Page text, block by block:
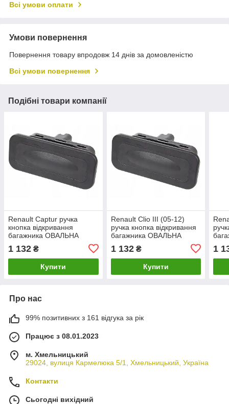
Всі умови оплати
Умови повернення
Повернення товару впродовж 14 днів за домовленістю
Всі умови повернення
Подібні товари компанії
Renault Captur ручка
кнопка відкривання
багажника ОВАЛЬНА
8200076256, Рено Каптур
1 132 ₴
Купити
Renault Clio III (05-12)
ручка кнопка відкривання
багажника ОВАЛЬНА
8200076256, Рено Кліо 3
1 132₴
Купити
1
Про нас
99% позитивних з 161 відгука за рік
Працює з 08.01.2023
м. Хмельницький
29024, вулиця Кармелюка 5/1, Хмельницький, Україна
Контакти
Сьогодні вихідний